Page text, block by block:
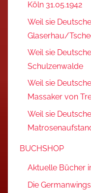
Köln 31.05.1942
Weil sie
Glaserhau/
Weil sie
Schulzenwalde
Weil sie
Massaker von
Weil sie
BUCHSHOP
Aktuelle Bücher
Die